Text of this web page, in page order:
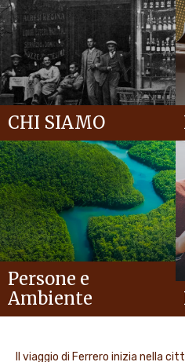
CHI SIAMO
Persone e
Ambiente
Il viaggio di Ferrero inizia nella